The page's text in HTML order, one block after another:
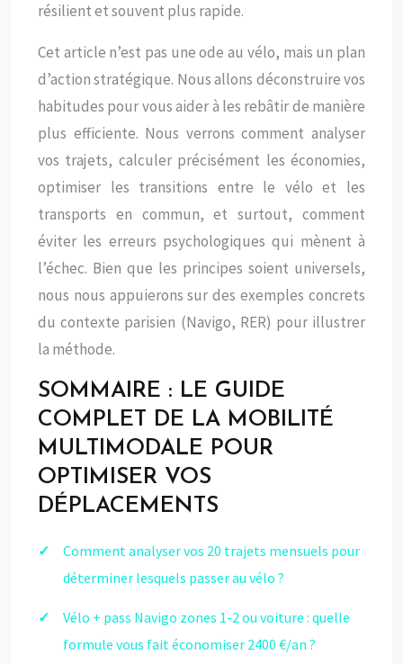
résilient et souvent plus rapide.
Cet article n’est pas une ode au vélo, mais un plan
d’action stratégique. Nous allons déconstruire vos
habitudes pour vous aider à les rebâtir de manière
plus efficiente. Nous verrons comment analyser
vos trajets, calculer précisément les économies,
optimiser les transitions entre le vélo et les
transports en commun, et surtout, comment
éviter les erreurs psychologiques qui mènent à
l’échec. Bien que les principes soient universels,
nous nous appuierons sur des exemples concrets
du contexte parisien (Navigo, RER) pour illustrer
la méthode.
SOMMAIRE : LE GUIDE
COMPLET DE LA MOBILITÉ
MULTIMODALE POUR
OPTIMISER VOS
DÉPLACEMENTS
Comment analyser vos 20 trajets mensuels pour
déterminer lesquels passer au vélo ?
Vélo + pass Navigo zones 1-2 ou voiture : quelle
formule vous fait économiser 2400 €/an ?